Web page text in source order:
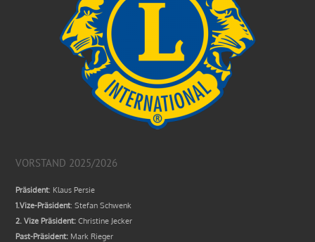
VORSTAND 2025/2026
Präsident: Klaus Persie
1.Vize-Präsident: Stefan Schwenk
2. Vize Präsident: Christine Jecker
Past-Präsident: Mark Rieger